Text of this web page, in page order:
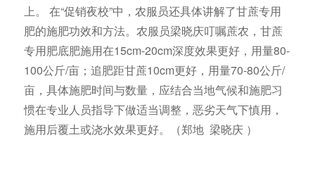
上。 在“促销夜校”中，农服员还具体讲解了甘蔗专用
肥的施肥功效和方法。农服员梁晓庆叮嘱蔗农，甘蔗
专用肥底肥施用在15cm-20cm深度效果更好，用量80-
100公斤/亩；追肥距甘蔗10cm更好，用量70-80公斤/
亩，具体施肥时间与数量，应结合当地气候和施肥习
惯在专业人员指导下做适当调整，恶劣天气下慎用，
施用后覆土或浇水效果更好。（郑地 梁晓庆 ）